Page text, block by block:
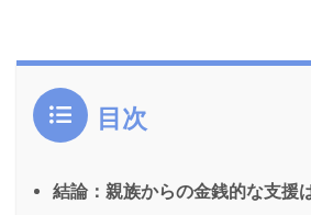
目次
結論：親族からの金銭的な支援